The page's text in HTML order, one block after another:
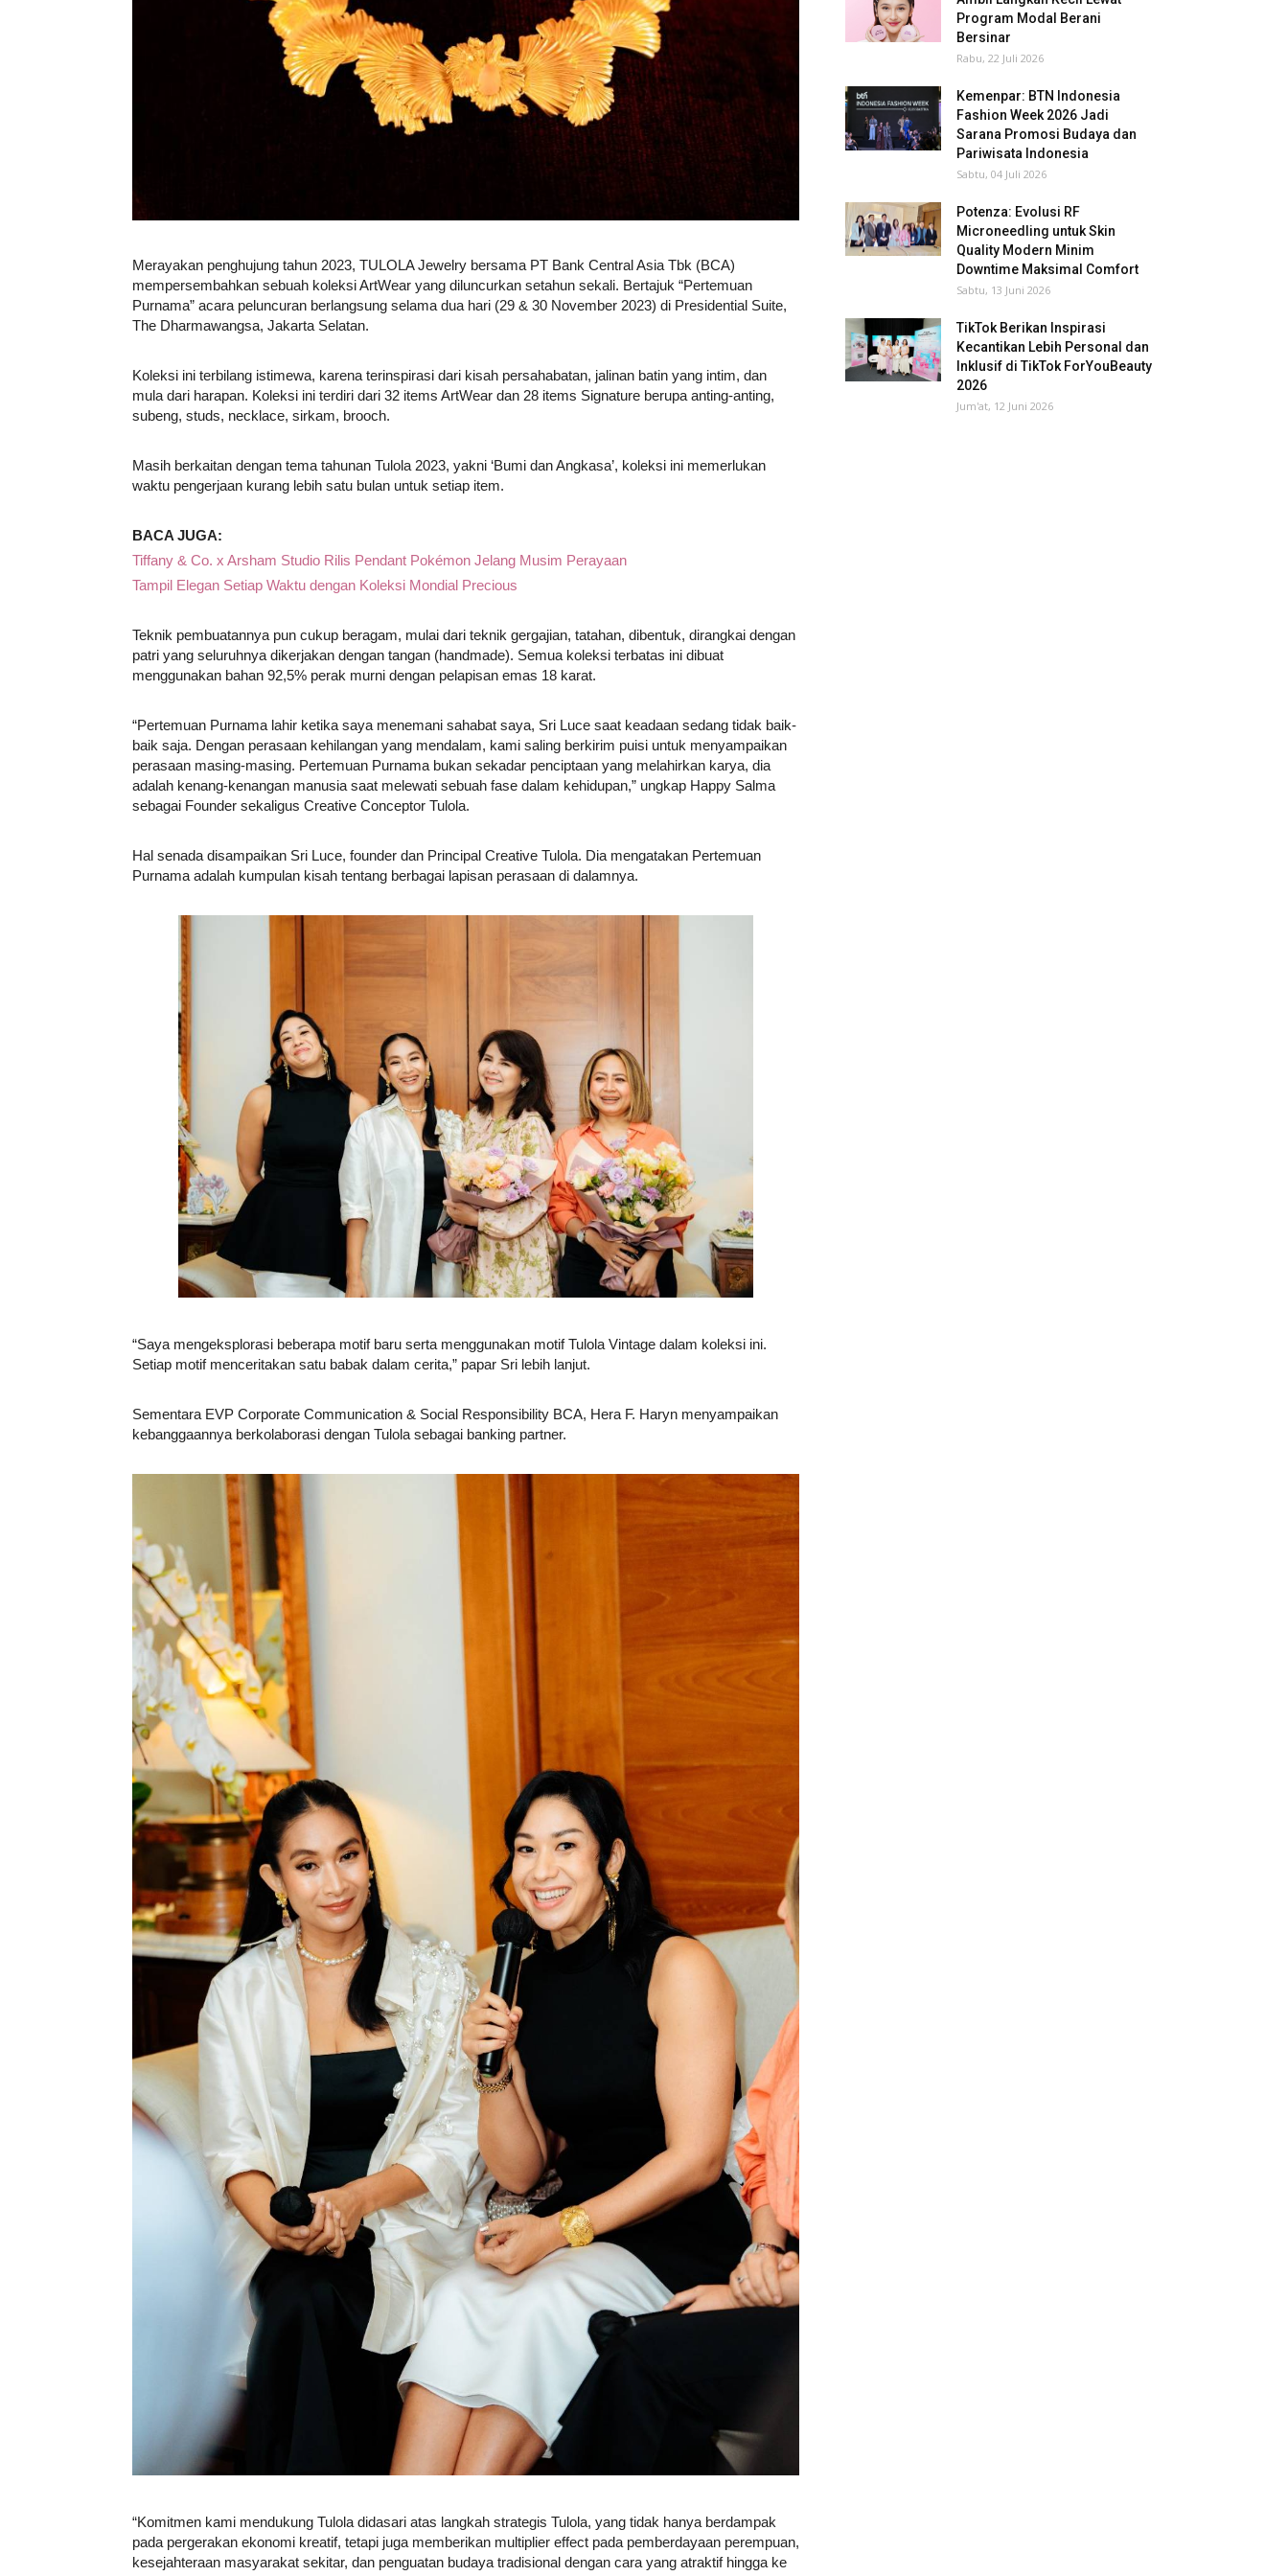
Career
Style
Merayakan penghujung tahun 2023, TULOLA Jewelry bersama PT Bank Central Asia Tbk (BCA)
mempersembahkan sebuah koleksi ArtWear yang diluncurkan setahun sekali. Bertajuk “Pertemuan
Purnama” acara peluncuran berlangsung selama dua hari (29 & 30 November 2023) di Presidential Suite,
The Dharmawangsa, Jakarta Selatan.
Koleksi ini terbilang istimewa, karena terinspirasi dari kisah persahabatan, jalinan batin yang intim, dan
mula dari harapan. Koleksi ini terdiri dari 32 items ArtWear dan 28 items Signature berupa anting-anting,
subeng, studs, necklace, sirkam, brooch.
Masih berkaitan dengan tema tahunan Tulola 2023, yakni ‘Bumi dan Angkasa’, koleksi ini memerlukan
waktu pengerjaan kurang lebih satu bulan untuk setiap item.
BACA JUGA:
Tiffany & Co. x Arsham Studio Rilis Pendant Pokémon Jelang Musim Perayaan
Tampil Elegan Setiap Waktu dengan Koleksi Mondial Precious
Teknik pembuatannya pun cukup beragam, mulai dari teknik gergajian, tatahan, dibentuk, dirangkai dengan
patri yang seluruhnya dikerjakan dengan tangan (handmade). Semua koleksi terbatas ini dibuat
menggunakan bahan 92,5% perak murni dengan pelapisan emas 18 karat.
“Pertemuan Purnama lahir ketika saya menemani sahabat saya, Sri Luce saat keadaan sedang tidak baik-
baik saja. Dengan perasaan kehilangan yang mendalam, kami saling berkirim puisi untuk menyampaikan
perasaan masing-masing. Pertemuan Purnama bukan sekadar penciptaan yang melahirkan karya, dia
adalah kenang-kenangan manusia saat melewati sebuah fase dalam kehidupan,” ungkap Happy Salma
sebagai Founder sekaligus Creative Conceptor Tulola.
Hal senada disampaikan Sri Luce, founder dan Principal Creative Tulola. Dia mengatakan Pertemuan
Purnama adalah kumpulan kisah tentang berbagai lapisan perasaan di dalamnya.
“Saya mengeksplorasi beberapa motif baru serta menggunakan motif Tulola Vintage dalam koleksi ini.
Setiap motif menceritakan satu babak dalam cerita,” papar Sri lebih lanjut.
Sementara EVP Corporate Communication & Social Responsibility BCA, Hera F. Haryn menyampaikan
kebanggaannya berkolaborasi dengan Tulola sebagai banking partner.
“Komitmen kami mendukung Tulola didasari atas langkah strategis Tulola, yang tidak hanya berdampak
pada pergerakan ekonomi kreatif, tetapi juga memberikan multiplier effect pada pemberdayaan perempuan,
kesejahteraan masyarakat sekitar, dan penguatan budaya tradisional dengan cara yang atraktif hingga ke
Program Modal Berani
Bersinar
Rabu, 22 Juli 2026
Kemenpar: BTN Indonesia
Fashion Week 2026 Jadi
Sarana Promosi Budaya dan
Pariwisata Indonesia
Sabtu, 04 Juli 2026
Potenza: Evolusi RF
Microneedling untuk Skin
Quality Modern Minim
Downtime Maksimal Comfort
Sabtu, 13 Juni 2026
TikTok Berikan Inspirasi
Kecantikan Lebih Personal dan
Inklusif di TikTok ForYouBeauty
2026
Jum'at, 12 Juni 2026